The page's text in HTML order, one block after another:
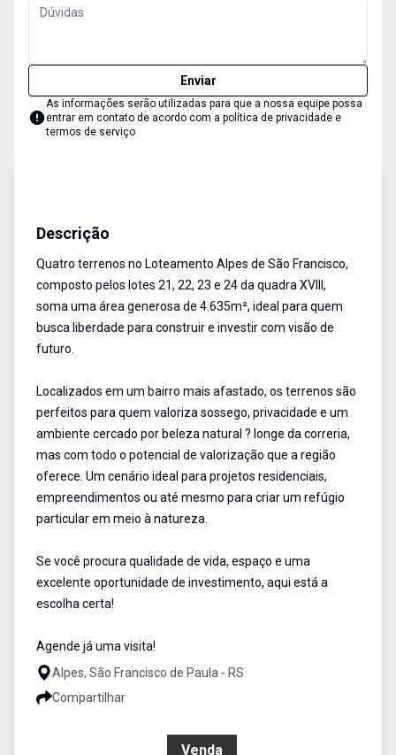
Enviar
As informações serão utilizadas para que a nossa equipe possa
entrar em contato de acordo com a política de privacidade e
termos de serviço
Descrição
Quatro terrenos no Loteamento Alpes de São Francisco,
composto pelos lotes 21, 22, 23 e 24 da quadra XVIII,
soma uma área generosa de 4.635m², ideal para quem
busca liberdade para construir e investir com visão de
futuro.
Localizados em um bairro mais afastado, os terrenos são
perfeitos para quem valoriza sossego, privacidade e um
ambiente cercado por beleza natural ? longe da correria,
mas com todo o potencial de valorização que a região
oferece. Um cenário ideal para projetos residenciais,
empreendimentos ou até mesmo para criar um refúgio
particular em meio à natureza.
Se você procura qualidade de vida, espaço e uma
excelente oportunidade de investimento, aqui está a
escolha certa!
Agende já uma visita!
Alpes, São Francisco de Paula - RS
Compartilhar
Venda